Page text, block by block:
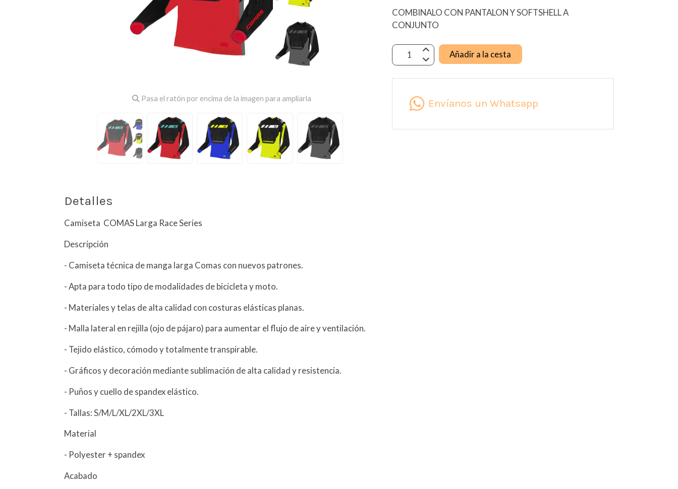
Pasa el ratón por encima de la imagen para ampliarla
Detalles
Camiseta COMAS Larga Race Series
Descripción
- Camiseta técnica de manga larga Comas con nuevos patrones.
- Apta para todo tipo de modalidades de bicicleta y moto.
- Materiales y telas de alta calidad con costuras elásticas planas.
- Malla lateral en rejilla (ojo de pájaro) para aumentar el flujo de aire y ventilación.
- Tejido elástico, cómodo y totalmente transpirable.
- Gráficos y decoración mediante sublimación de alta calidad y resistencia.
- Puños y cuello de spandex elástico.
- Tallas: S/M/L/XL/2XL/3XL
Material
- Polyester + spandex
Acabado
COMBINALO CON PANTALON Y SOFTSHELL A
CONJUNTO
Añadir a la cesta
Envíanos un Whatsapp